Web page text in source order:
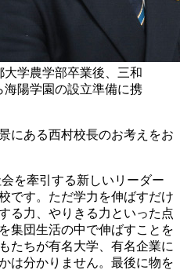
学農学部卒業後、三和
海陽学園の設立準備に携
にある西村校長のお考えをお
を牽引する新しいリーダー
です。ただ学力を伸ばすだけ
る力、やりきる力といった点
集団生活の中で伸ばすことを
たちが有名大学、有名企業に
は分かりません。最後に物を